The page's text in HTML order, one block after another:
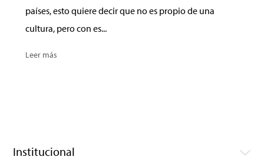
países, esto quiere decir que no es propio de una
cultura, pero con es...
Leer más
Institucional